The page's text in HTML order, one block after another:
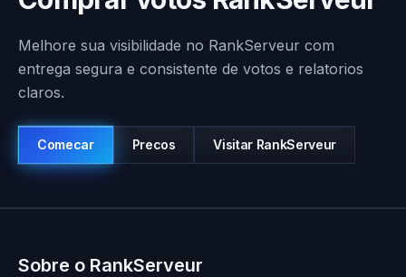
Entrar
Melhore sua visibilidade no RankServeur com
entrega segura e consistente de votos e relatorios
claros.
Comecar Precos Visitar RankServeur
Sobre o RankServeur